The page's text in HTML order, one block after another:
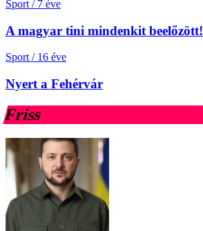
Sport / 7 éve
A magyar tini mindenkit beelőzött!
Sport / 16 éve
Nyert a Fehérvár
Friss